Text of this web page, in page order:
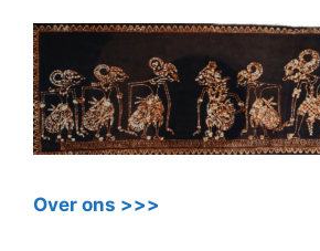
Over ons >>>